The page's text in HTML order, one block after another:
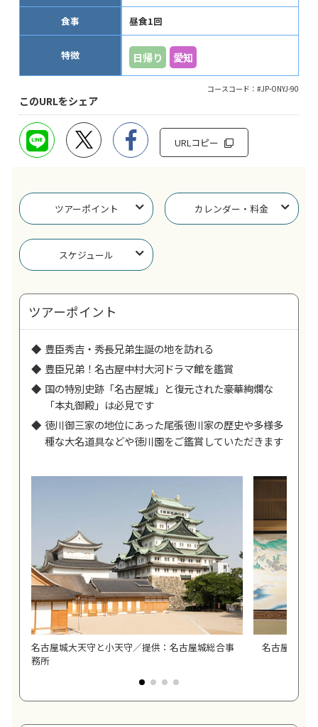
食事 昼食1回
特徴 日帰り 愛知
コースコード：#JP-ONYJ-90
このURLをシェア
URLコピー
ツアーポイント カレンダー・料金
スケジュール
ツアーポイント
豊臣秀吉・秀長兄弟生誕の地を訪れる
豊臣兄弟！名古屋中村大河ドラマ館を鑑賞
国の特別史跡「名古屋城」と復元された豪華絢爛な
「本丸御殿」は必見です
徳川御三家の地位にあった尾張徳川家の歴史や多様多
種な大名道具などや徳川園をご鑑賞していただきます
名古屋城大天守と小天守／提供：名古屋城総合事
務所
名古屋城本